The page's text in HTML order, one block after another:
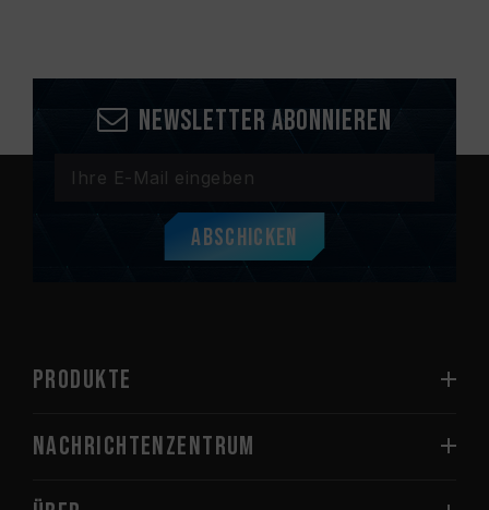
Newsletter abonnieren
Abschicken
PRODUKTE
Nachrichtenzentrum